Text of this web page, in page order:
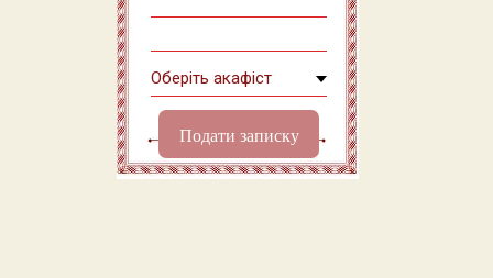
Подати записку